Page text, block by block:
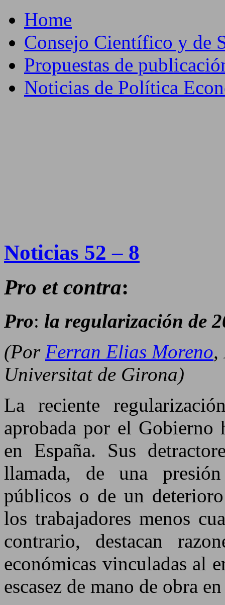
Home
Consejo Científico y de
Propuestas de
Noticias de Política
Noticias 52 – 8
Pro et contra:
Pro: la regularización de
(Por Ferran Elias Moreno,
Universitat de Girona)
La reciente
aprobada por el Gobierno
en España. Sus
llamada, de una
públicos o de un
los trabajadores menos
contrario, destacan
económicas vinculadas al
escasez de mano de obra